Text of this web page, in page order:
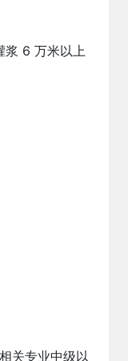
浆 6 万米以上
关专业中级以